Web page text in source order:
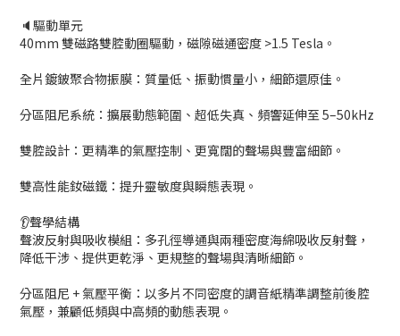
🔈驅動單元
40mm 雙磁路雙腔動圈驅動，磁隙磁通密度 >1.5 Tesla。
全片鍍鈹聚合物振膜：質量低、振動慣量小，細節還原佳。
分區阻尼系統：擴展動態範圍、超低失真、頻響延伸至 5–50kHz
雙腔設計：更精準的氣壓控制、更寬闊的聲場與豐富細節。
雙高性能釹磁鐵：提升靈敏度與瞬態表現。
👂聲學結構
聲波反射與吸收模組：多孔徑導通與兩種密度海綿吸收反射聲，
降低干涉、提供更乾淨、更規整的聲場與清晰細節。
分區阻尼 + 氣壓平衡：以多片不同密度的調音紙精準調整前後腔
氣壓，兼顧低頻與中高頻的動態表現。